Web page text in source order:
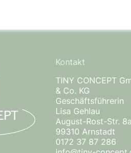
Kontakt
TINY CONCEPT
& Co. KG
Geschäftsführerin
Lisa Gehlau
August-Rost-Str. 8a
99310 Arnstadt
0172 37 87 286